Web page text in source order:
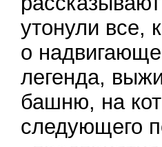
утонули все,
о
легенда,
башню, на
следующего